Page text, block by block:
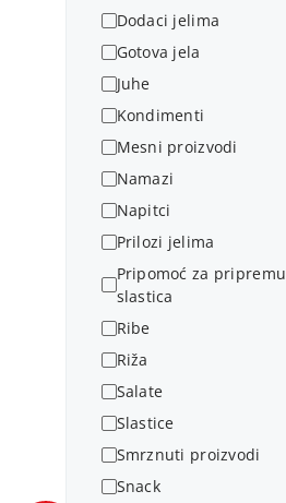
Dodaci jelima
Gotova jela
Juhe
Kondimenti
Mesni proizvodi
Namazi
Napitci
Prilozi jelima
Pripomoć za pripremu
slastica
Ribe
Riža
Salate
Slastice
Smrznuti proizvodi
Snack